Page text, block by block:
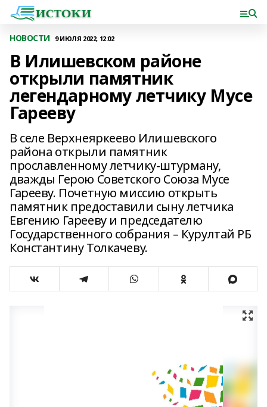
НОВОСТИ 9 ИЮЛЯ 2022, 12:02
В Илишевском районе
открыли памятник
легендарному летчику Мусе
Гарееву
В селе Верхнеяркеево Илишевского
района открыли памятник
прославленному летчику-штурману,
дважды Герою Советского Союза Мусе
Гарееву. Почетную миссию открыть
памятник предоставили сыну летчика
Евгению Гарееву и председателю
Государственного собрания – Курултай РБ
Константину Толкачеву.